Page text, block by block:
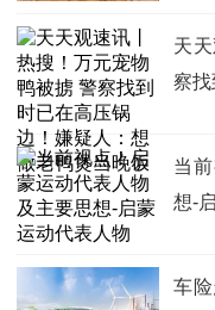
天
察
当
想-
车